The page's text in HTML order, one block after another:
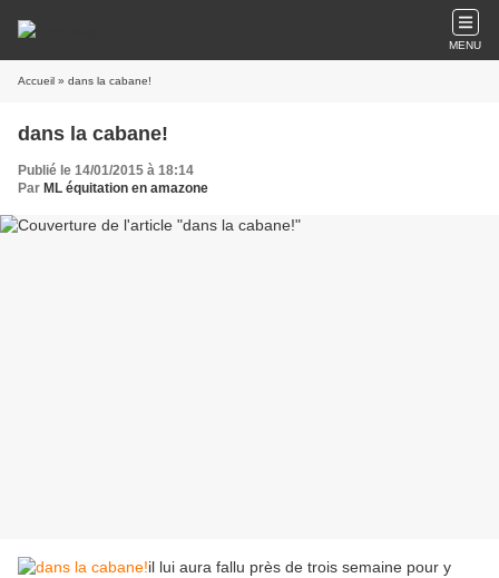
MENU
Accueil » dans la cabane!
dans la cabane!
Publié le 14/01/2015 à 18:14
Par ML équitation en amazone
il lui aura fallu près de trois semaine pour y